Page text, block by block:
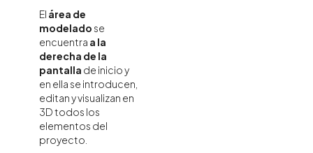
El área de
modelado se
encuentra a la
derecha de la
pantalla de inicio y
en ella se introducen,
editan y visualizan en
3D todos los
elementos del
proyecto.